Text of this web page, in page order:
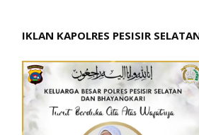
IKLAN KAPOLRES PESISIR